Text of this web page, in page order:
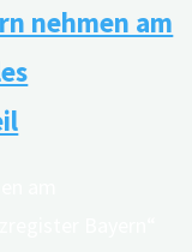
nehmen am